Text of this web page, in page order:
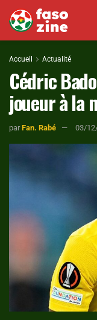
Accueil Actualité
Cédric
joueur à la
par Fan. Rabé 03/